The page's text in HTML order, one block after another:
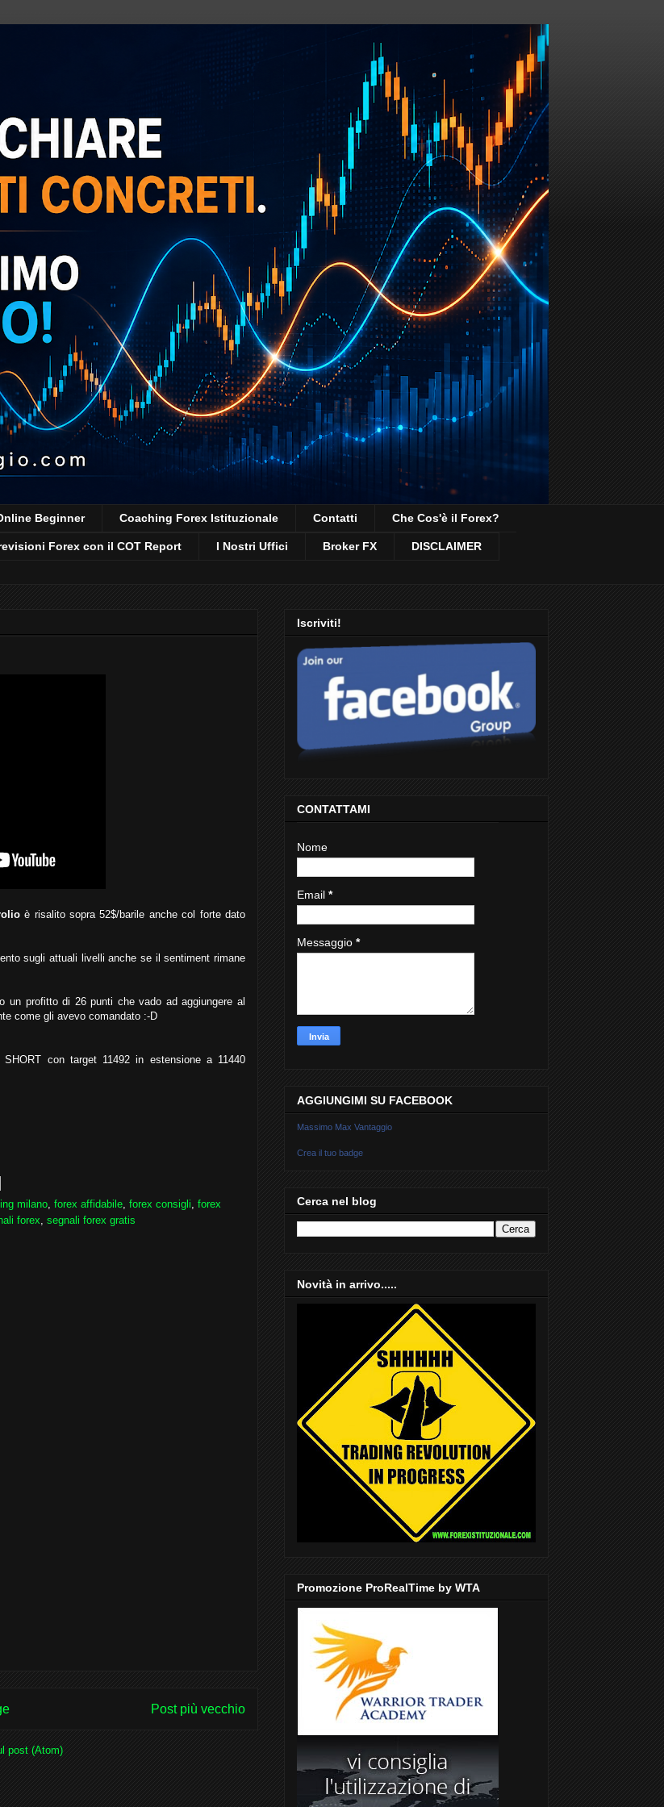
Beginner Coaching Forex Istituzionale Contatti Che Cos'è il Forex?
Forex con il COT Report I Nostri Uffici Broker FX DISCLAIMER
è risalito sopra 52$/barile anche col forte dato
sugli attuali livelli anche se il sentiment rimane
un profitto di 26 punti che vado ad aggiungere al
come gli avevo comandato :-D
con target 11492 in estensione a 11440
milano forex affidabile forex consigli forex
forex segnali forex gratis
Post più vecchio
post (Atom)
Iscriviti!
CONTATTAMI
Nome
Email *
Messaggio *
AGGIUNGIMI SU FACEBOOK
Massimo Max Vantaggio
Crea il tuo badge
Cerca nel blog
Novità in arrivo.....
Promozione ProRealTime by WTA